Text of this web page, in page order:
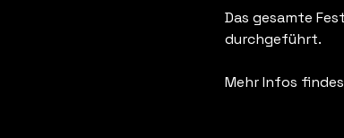
Das gesamte
durchgeführt.
Mehr Infos